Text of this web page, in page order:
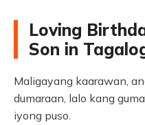
Loving
Son in
Maligayang kaarawan,
dumaraan, lalo kang
iyong puso.